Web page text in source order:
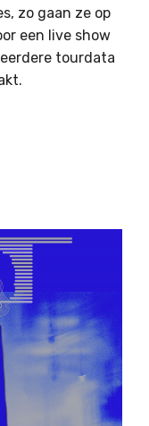
zo gaan ze op
een live show
tourdata